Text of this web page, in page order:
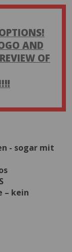
AND
OF
- sogar mit
– kein